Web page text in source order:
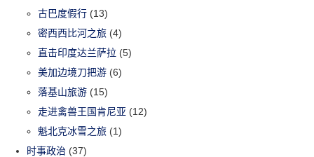
古巴度假行 (13)
密西西比河之旅 (4)
直击印度达兰萨拉 (5)
美加边境刀把游 (6)
落基山旅游 (15)
走进禽兽王国肯尼亚 (12)
魁北克冰雪之旅 (1)
时事政治 (37)